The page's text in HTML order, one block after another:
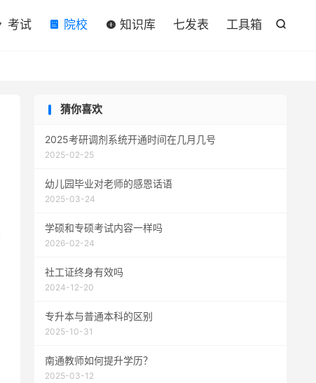

考试 院校 知识库 七发表 工具箱
猜你喜欢
2025考研调剂系统开通时间在几月几号
2025-02-25
幼儿园毕业对老师的感恩话语
2025-03-24
学硕和专硕考试内容一样吗
2026-02-24
社工证终身有效吗
2024-12-20
专升本与普通本科的区别
2025-10-31
南通教师如何提升学历？
2025-03-12